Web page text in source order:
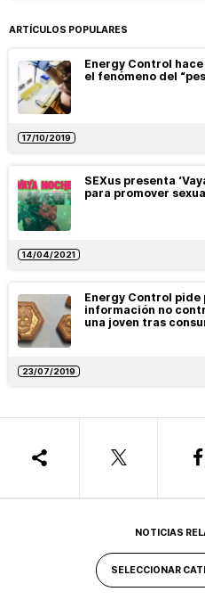
ARTÍCULOS POPULARES
Energy Control
el fenómeno del
17/10/2019
SEXus presenta
para promover
14/04/2021
Energy Control
información no
una joven tras
23/07/2019
NOTICIAS